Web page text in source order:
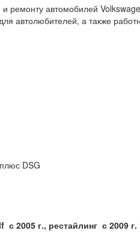
ремонту автомобилей
автолюбителей, а также
DSG
с 2005 г., рестайлинг с 2009 г.